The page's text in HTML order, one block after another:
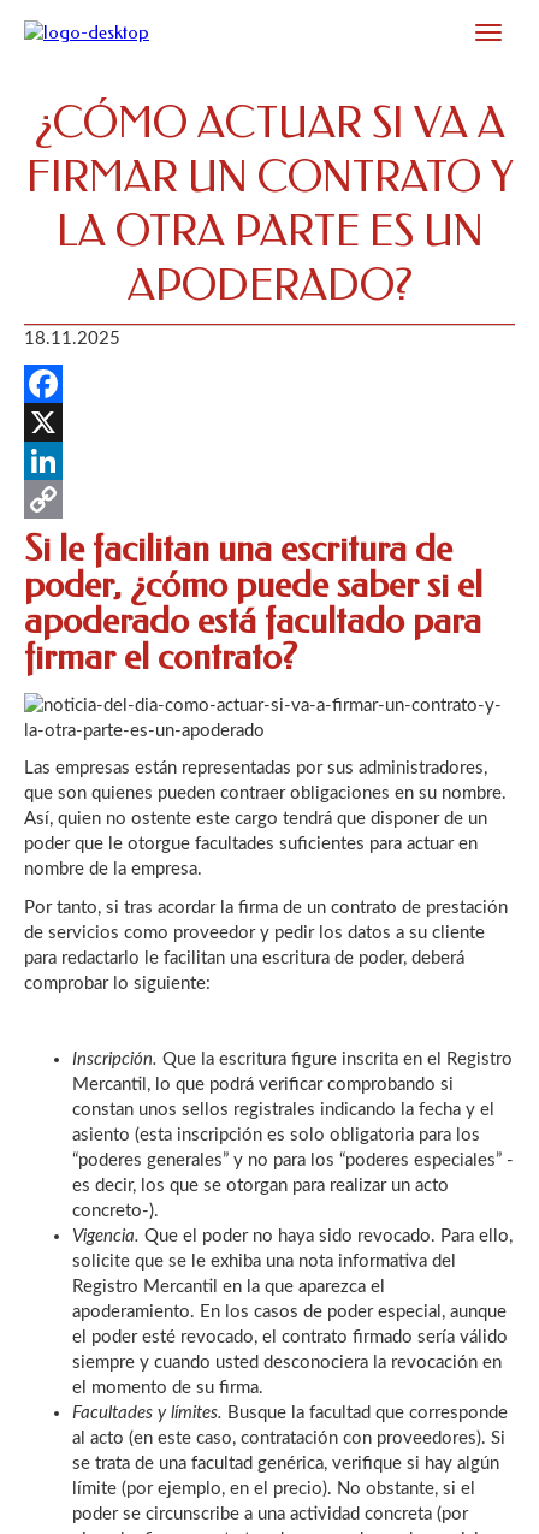
¿CÓMO ACTUAR SI VA A
FIRMAR UN CONTRATO Y
LA OTRA PARTE ES UN
APODERADO?
18.11.2025
Facebook
X
LinkedIn
Copy
Link
Si le facilitan una escritura de
poder, ¿cómo puede saber si el
apoderado está facultado para
firmar el contrato?
Las empresas están representadas por sus administradores,
que son quienes pueden contraer obligaciones en su nombre.
Así, quien no ostente este cargo tendrá que disponer de un
poder que le otorgue facultades suficientes para actuar en
nombre de la empresa.
Por tanto, si tras acordar la firma de un contrato de prestación
de servicios como proveedor y pedir los datos a su cliente
para redactarlo le facilitan una escritura de poder, deberá
comprobar lo siguiente:
Inscripción. Que la escritura figure inscrita en el Registro
Mercantil, lo que podrá verificar comprobando si
constan unos sellos registrales indicando la fecha y el
asiento (esta inscripción es solo obligatoria para los
“poderes generales” y no para los “poderes especiales” -
es decir, los que se otorgan para realizar un acto
concreto-).
Vigencia. Que el poder no haya sido revocado. Para ello,
solicite que se le exhiba una nota informativa del
Registro Mercantil en la que aparezca el
apoderamiento. En los casos de poder especial, aunque
el poder esté revocado, el contrato firmado sería válido
siempre y cuando usted desconociera la revocación en
el momento de su firma.
Facultades y límites. Busque la facultad que corresponde
al acto (en este caso, contratación con proveedores). Si
se trata de una facultad genérica, verifique si hay algún
límite (por ejemplo, en el precio). No obstante, si el
poder se circunscribe a una actividad concreta (por